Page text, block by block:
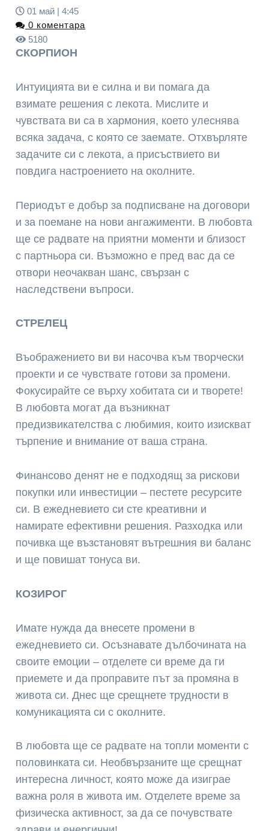
01 май | 4:45
0 коментара
5180
СКОРПИОН
Интуицията ви е силна и ви помага да
взимате решения с лекота. Мислите и
чувствата ви са в хармония, което улеснява
всяка задача, с която се заемате. Отхвърляте
задачите си с лекота, а присъствието ви
повдига настроението на околните.
Периодът е добър за подписване на договори
и за поемане на нови ангажименти. В любовта
ще се радвате на приятни моменти и близост
с партньора си. Възможно е пред вас да се
отвори неочакван шанс, свързан с
наследствени въпроси.
СТРЕЛЕЦ
Въображението ви ви насочва към творчески
проекти и се чувствате готови за промени.
Фокусирайте се върху хобитата си и творете!
В любовта могат да възникнат
предизвикателства с любимия, които изискват
търпение и внимание от ваша страна.
Финансово денят не е подходящ за рискови
покупки или инвестиции – пестете ресурсите
си. В ежедневието си сте креативни и
намирате ефективни решения. Разходка или
почивка ще възстановят вътрешния ви баланс
и ще повишат тонуса ви.
КОЗИРОГ
Имате нужда да внесете промени в
ежедневието си. Осъзнавате дълбочината на
своите емоции – отделете си време да ги
приемете и да проправите път за промяна в
живота си. Днес ще срещнете трудности в
комуникацията си с околните.
В любовта ще се радвате на топли моменти с
половинката си. Необвързаните ще срещнат
интересна личност, която може да изиграе
важна роля в живота им. Отделете време за
физическа активност, за да се почувствате